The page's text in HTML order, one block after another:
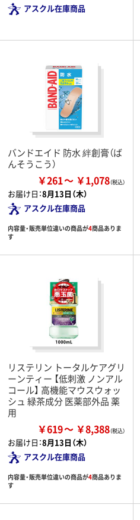
アスクル在庫商品
バンドエイド 防水 絆創膏（ば
んそうこう）
￥261 ￥1,078
お届け日：8月13日（木）
アスクル在庫商品
内容量・販売単位違いの商品が4商品ありま
す
リステリン トータルケアグリ
ーンティー 【低刺激 ノンアル
コール】 高機能マウスウォッ
シュ 緑茶成分 医薬部外品 薬
用
￥619 ￥8,388
お届け日：8月13日（木）
アスクル在庫商品
内容量・販売単位違いの商品が4商品ありま
す